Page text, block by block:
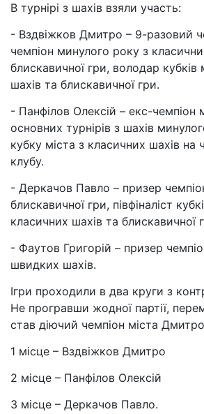
В турнірі з шахів взяли участь:
- Вздвіжков Дмитро – 9-разовий
чемпіон минулого року з
блискавичної гри, володар кубків
шахів та блискавичної гри.
- Панфілов Олексій – екс-чемпіон
основних турнірів з шахів
кубку міста з класичних шахів на
клубу.
- Деркачов Павло – призер
блискавичної гри, півфіналіст
класичних шахів та блискавичної
- Фаутов Григорій – призер
швидких шахів.
Ігри проходили в два круги з
Не програвши жодної партії,
став діючий чемпіон міста
1 місце – Вздвіжков Дмитро
2 місце – Панфілов Олексій
3 місце – Деркачов Павло.